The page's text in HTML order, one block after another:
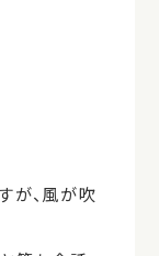
が、風が吹